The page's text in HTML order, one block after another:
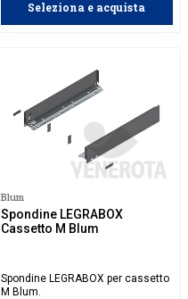
Seleziona e acquista
Blum
Spondine LEGRABOX
Cassetto M Blum
Spondine LEGRABOX per cassetto
M Blum.